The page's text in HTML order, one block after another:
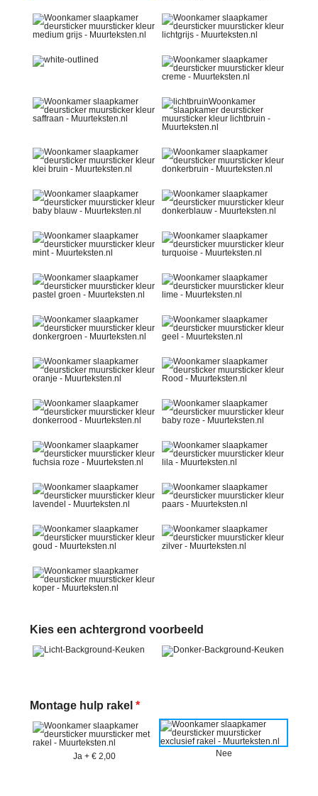
Kies een achtergrond voorbeeld
Montage hulp rakel *
Ja + € 2,00 Nee